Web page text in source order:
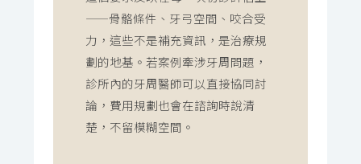
——骨骼條件、牙弓空間、咬合受
力，這些不是補充資訊，是治療規
劃的地基。若案例牽涉牙周問題，
診所內的牙周醫師可以直接協同討
論，費用規劃也會在諮詢時說清
楚，不留模糊空間。